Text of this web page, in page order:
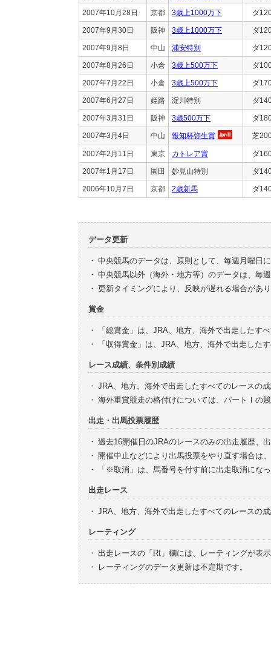
2007年10月28日 京都 3歳上1000万下 ダ
2007年9月30日 阪神 3歳上1000万下 ダ
2007年9月8日 中山 浦安特別 ダ
2007年8月26日 小倉 3歳上500万下 ダ
2007年7月22日 小倉 3歳上500万下 ダ
2007年6月27日 姫路 淀川特別 ダ
2007年3月31日 阪神 3歳500万下 ダ
2007年3月4日 中山 報知杯弥生賞 芝
2007年2月11日 東京 カトレア賞 ダ
2007年1月17日 園田 妙見山特別 ダ
2006年10月7日 京都 2歳新馬 ダ
データ更新
・ 中央競馬のデータは、原則として、毎週月曜日
・ 中央競馬以外（海外・地方等）のデータは、毎
・ 更新タイミングにより、反映が遅れる場合があ
賞金
・
「総賞金」は、JRA、地方、海外で出走したす
・
「収得賞金」は、JRA、地方、海外で出走した
レース成績、条件別成績
・ JRA、地方、海外で出走したすべてのレースの
・ 海外重賞競走の格付けについては、パートⅠの
出走・出馬投票履歴
・ 過去16開催日のJRAのレースのみの出走履歴、
・ 開催中止などにより出馬投票をやり直す場合は
・
「※取消」は、馬番号を付す前に出走取消にな
出走レース
・ JRA、地方、海外で出走したすべてのレースの
レーティング
・ 出走レースの「Rt」欄には、レーティングが表
・
レーティングのデータ更新は不定期です。